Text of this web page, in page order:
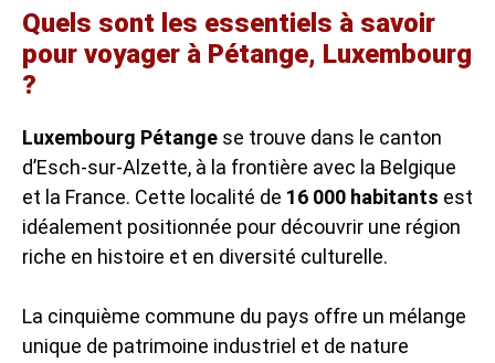
Quels sont les essentiels à savoir
pour voyager à Pétange, Luxembourg
?
Luxembourg Pétange se trouve dans le canton
d’Esch-sur-Alzette, à la frontière avec la Belgique
et la France. Cette localité de 16 000 habitants est
idéalement positionnée pour découvrir une région
riche en histoire et en diversité culturelle.
La cinquième commune du pays offre un mélange
unique de patrimoine industriel et de nature